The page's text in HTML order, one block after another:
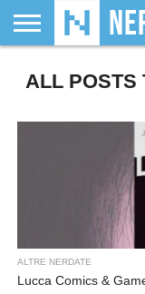
SIAMO
GIOCHI
DA
GIOCHI
DI
VIDEOGAMES
FILM
&
FUMETTI
& LIBRI
MAGIC:
THE
DUNGEONS
&
WRESTLING
NERDANDO
AWARDS
I
BOLLINI
ALL POSTS
ALTRE NERDATE
Lucca Comics &